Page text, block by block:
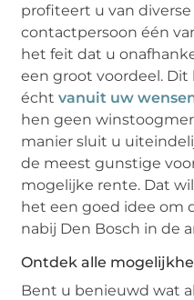
profiteert u van diverse
contactpersoon één
het feit dat u
een groot voordeel.
échtvanuit uw
hen geen
manier sluit u
de meest gunstige
mogelijke rente. Dat
het een goed idee om
nabij Den Bosch in de
Ontdek alle
Bent u benieuwd wat